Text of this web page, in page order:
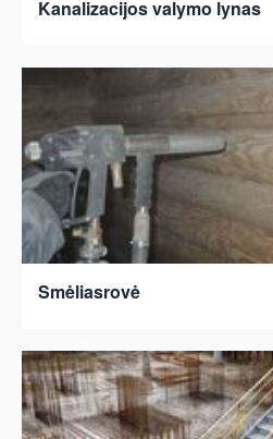
Kanalizacijos valymo lynas
Smėliasrovė